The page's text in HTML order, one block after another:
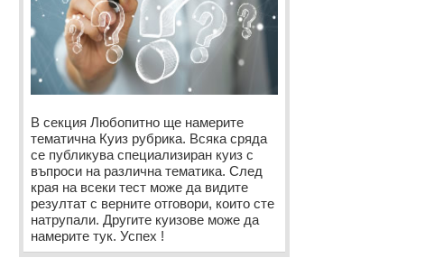
В секция Любопитно ще намерите
тематична Куиз рубрика. Всяка сряда
се публикува специализиран куиз с
въпроси на различна тематика. След
края на всеки тест може да видите
резултат с верните отговори, които сте
натрупали. Другите куизове може да
намерите тук. Успех !